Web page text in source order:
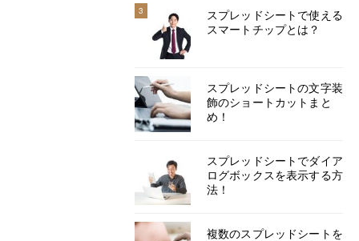
3
スプレッドシートで使える
スマートチップとは？
スプレッドシートの文字装
飾のショートカットまと
め！
スプレッドシートでダイア
ログボックスを表示する方
法！
複数のスプレッドシートを